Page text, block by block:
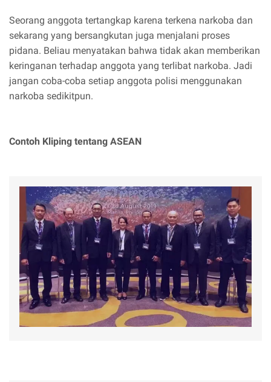
Seorang anggota tertangkap karena terkena narkoba dan
sekarang yang bersangkutan juga menjalani proses
pidana. Beliau menyatakan bahwa tidak akan memberikan
keringanan terhadap anggota yang terlibat narkoba. Jadi
jangan coba-coba setiap anggota polisi menggunakan
narkoba sedikitpun.
Contoh Kliping tentang ASEAN